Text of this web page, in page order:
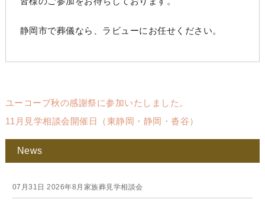
静岡市で葬儀なら、ラビューにお任せください。
ユーコープ秋の感謝祭に参加いたしました。
11月見学相談会開催日（東静岡・静岡・沓谷）
News
07月31日 2026年8月家族葬見学相談会